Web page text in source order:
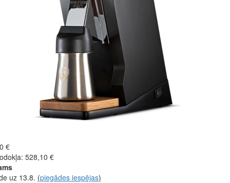
€
528,10 €
uz 13.8. (piegādes iespējas)